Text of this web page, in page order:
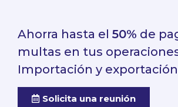
Ahorra hasta el 50% de
multas en tus
Importación y
Solicita una reunión